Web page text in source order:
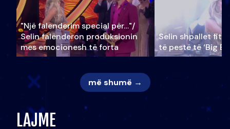
"Një falenderim special për…"/
Selin falënderon produksionin
mes emocionesh të forta
Selin shpallet
të pestë të ‘Big
më shumë →
LAJME